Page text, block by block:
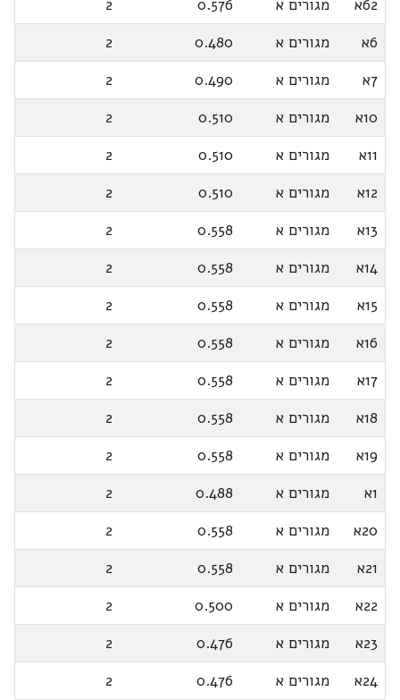
62א מגורים א 0.576
2
6א
מגורים א 0.480
2
7א
מגורים א 0.490
2
10א
מגורים א 0.510
2
11א
מגורים א 0.510
2
12א
מגורים א 0.510
2
13א
מגורים א 0.558
2
14א
מגורים א 0.558
2
15א
מגורים א 0.558
2
16א
מגורים א 0.558
2
17א
מגורים א 0.558
2
18א
מגורים א 0.558
2
19א
מגורים א 0.558
2
1א
מגורים א 0.488
2
20א
מגורים א 0.558
2
21א
מגורים א 0.558
2
22א
מגורים א 0.500
2
23א
מגורים א 0.476
2
24א
מגורים א 0.476
2